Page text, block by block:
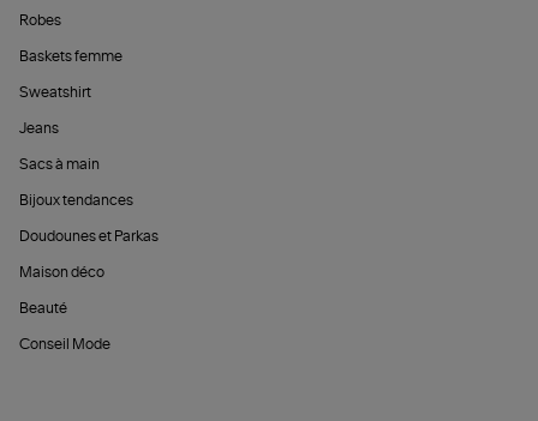
Robes
Baskets femme
Sweatshirt
Jeans
Sacs à main
Bijoux tendances
Doudounes et Parkas
Maison déco
Beauté
Conseil Mode